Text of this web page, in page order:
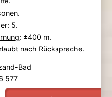
5.
: ±400 m.
nach Rücksprache.
Bad
577